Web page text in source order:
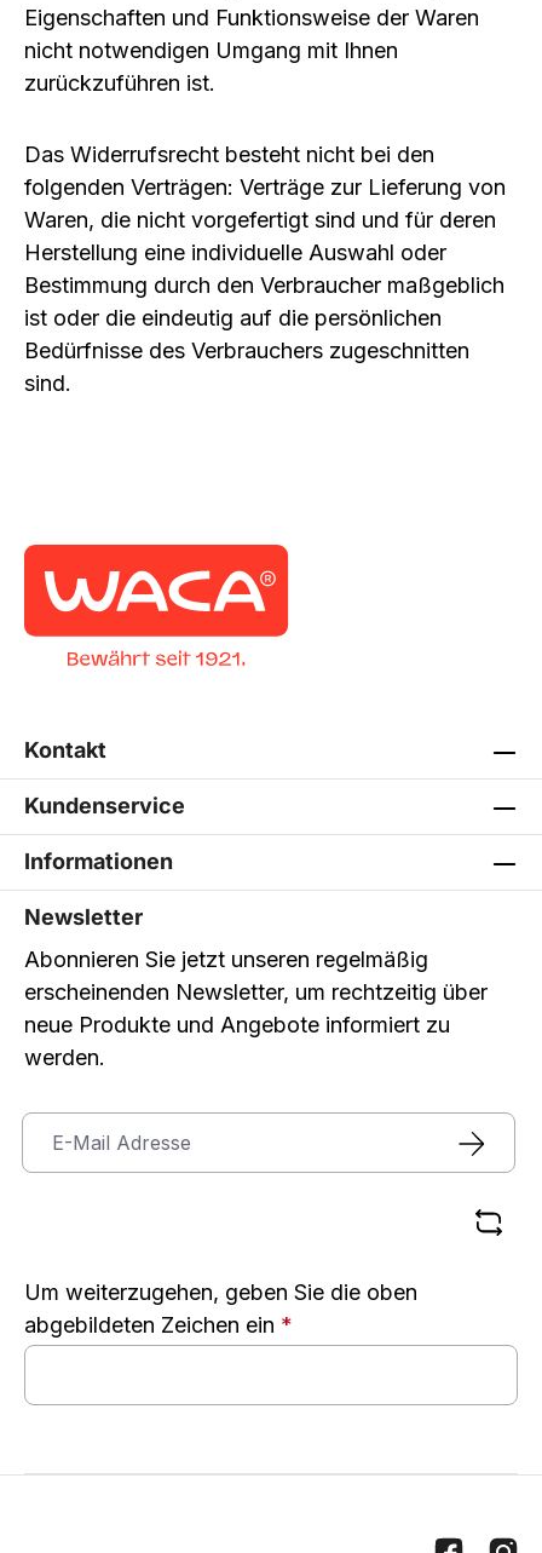
Eigenschaften und Funktionsweise der Waren
nicht notwendigen Umgang mit Ihnen
zurückzuführen ist.
Das Widerrufsrecht besteht nicht bei den
folgenden Verträgen: Verträge zur Lieferung von
Waren, die nicht vorgefertigt sind und für deren
Herstellung eine individuelle Auswahl oder
Bestimmung durch den Verbraucher maßgeblich
ist oder die eindeutig auf die persönlichen
Bedürfnisse des Verbrauchers zugeschnitten
sind.
Kontakt
Kundenservice
Informationen
Newsletter
Abonnieren Sie jetzt unseren regelmäßig
erscheinenden Newsletter, um rechtzeitig über
neue Produkte und Angebote informiert zu
werden.
Um weiterzugehen, geben Sie die oben
abgebildeten Zeichen ein *